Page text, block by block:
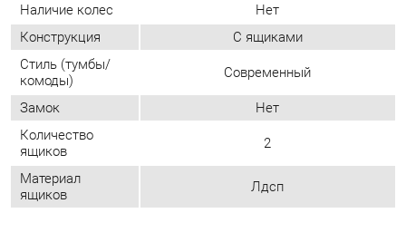
Количество
ящиков
2
Материал
ящиков
ОТЗЫВЫ
Пока нет отзывов, поделитесь первым своим мнением.